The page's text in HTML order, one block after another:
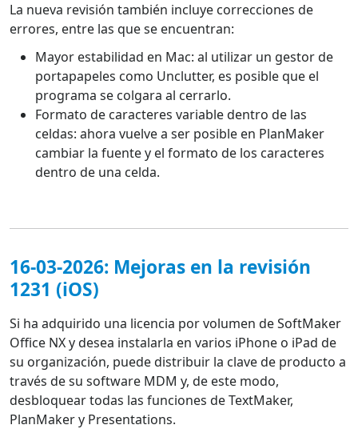
La nueva revisión también incluye correcciones de
errores, entre las que se encuentran:
Mayor estabilidad en Mac: al utilizar un gestor de
portapapeles como Unclutter, es posible que el
programa se colgara al cerrarlo.
Formato de caracteres variable dentro de las
celdas: ahora vuelve a ser posible en PlanMaker
cambiar la fuente y el formato de los caracteres
dentro de una celda.
16-03-2026: Mejoras en la revisión
1231 (iOS)
Si ha adquirido una licencia por volumen de SoftMaker
Office NX y desea instalarla en varios iPhone o iPad de
su organización, puede distribuir la clave de producto a
través de su software MDM y, de este modo,
desbloquear todas las funciones de TextMaker,
PlanMaker y Presentations.